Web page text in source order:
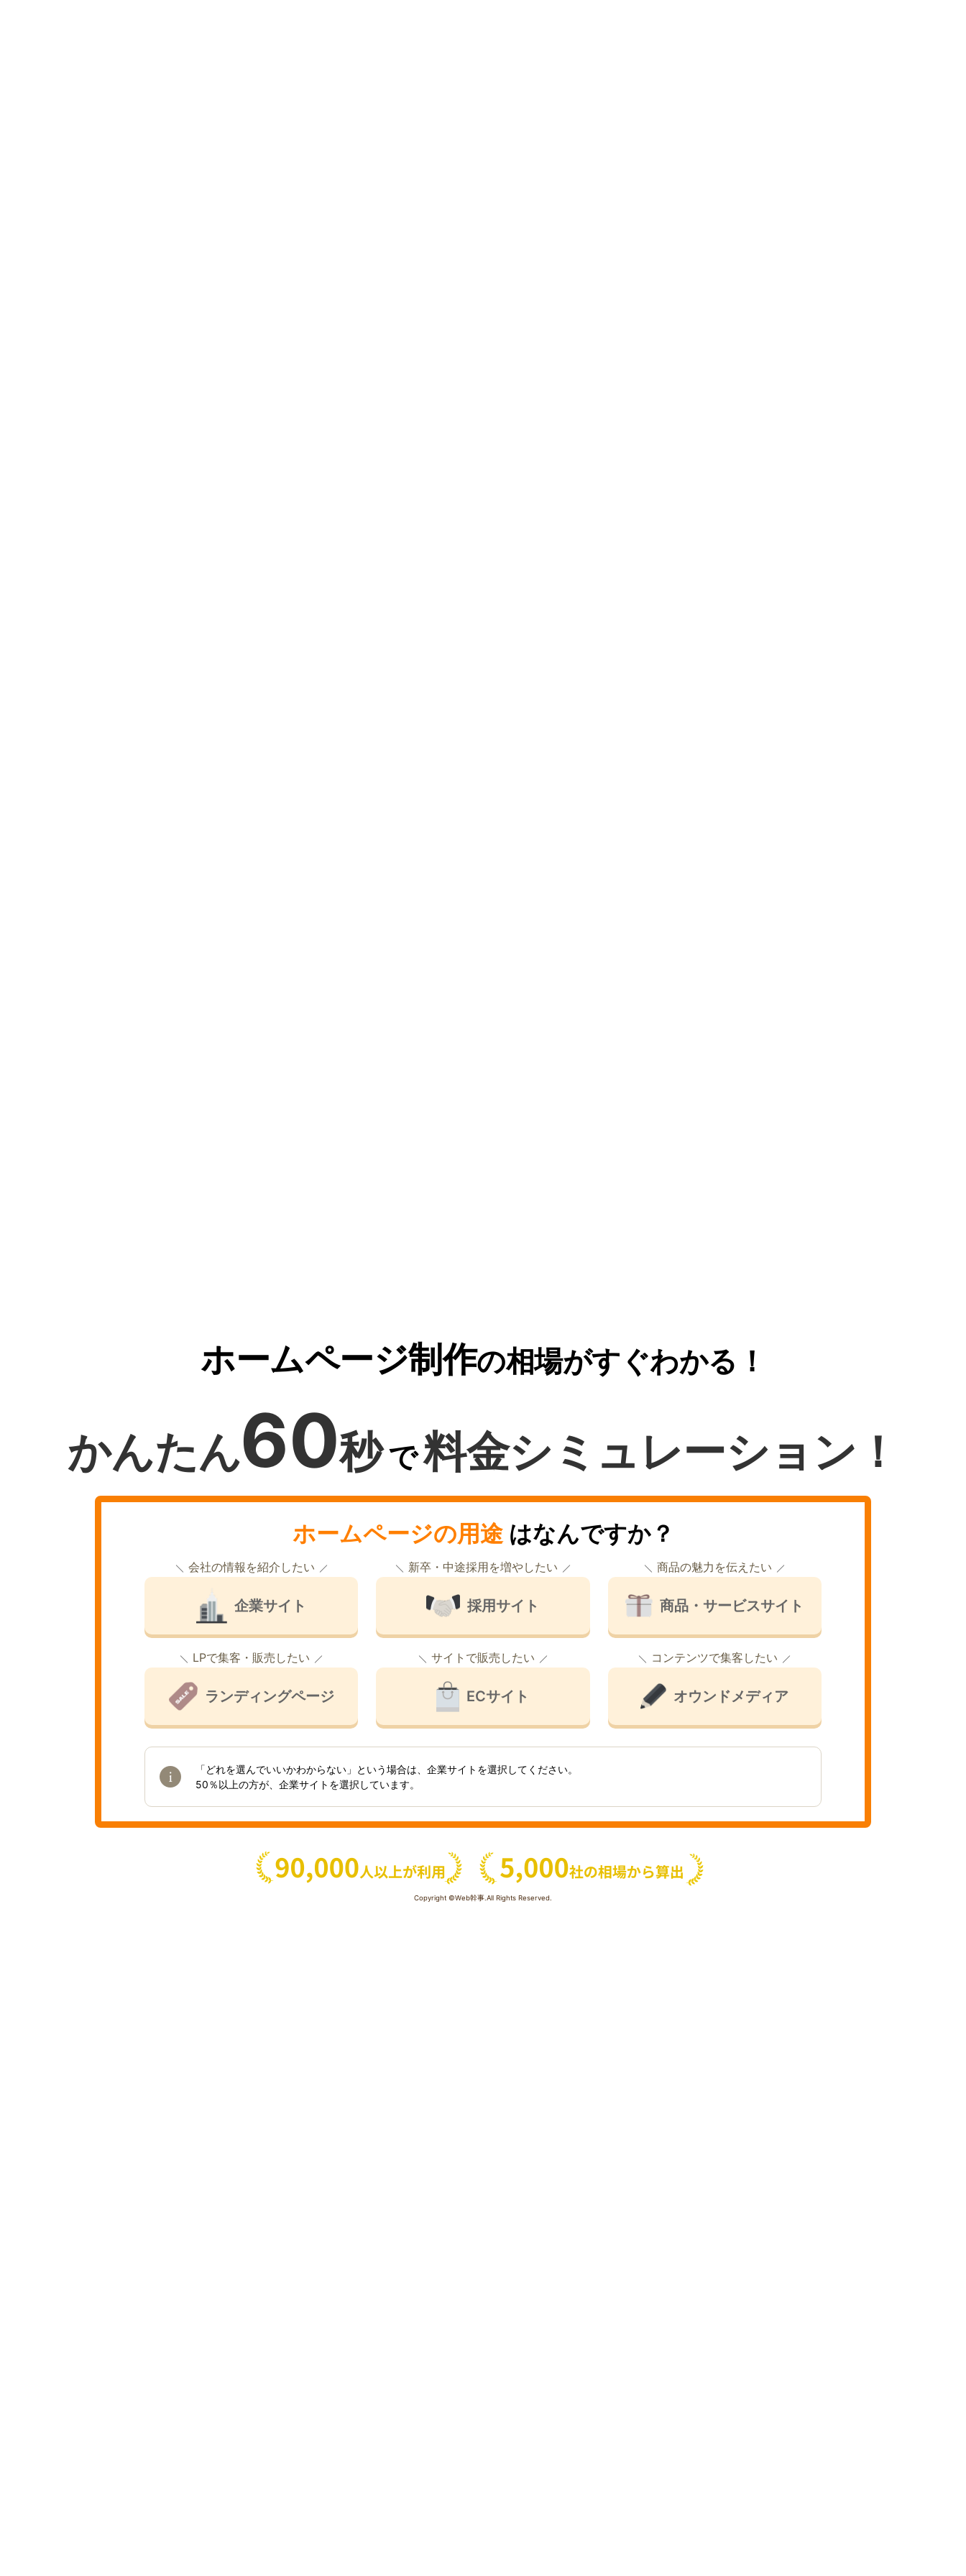
ホームページ制作の相場がすぐわかる！
かんたん60秒で料金シミュレーション！
ホームページの用途はなんですか？
会社の情報を紹介したい
企業サイト
新卒・中途採用を増やしたい
採用サイト
商品の魅力を伝えたい
商品・サービスサイト
LPで集客・販売したい
ランディングページ
サイトで販売したい
ECサイト
コンテンツで集客したい
オウンドメディア
「どれを選んでいいかわからない」という場合は、企業サイトを選択してください。
50％以上の方が、企業サイトを選択しています。
Copyright ©Web幹事.All Rights Reserved.